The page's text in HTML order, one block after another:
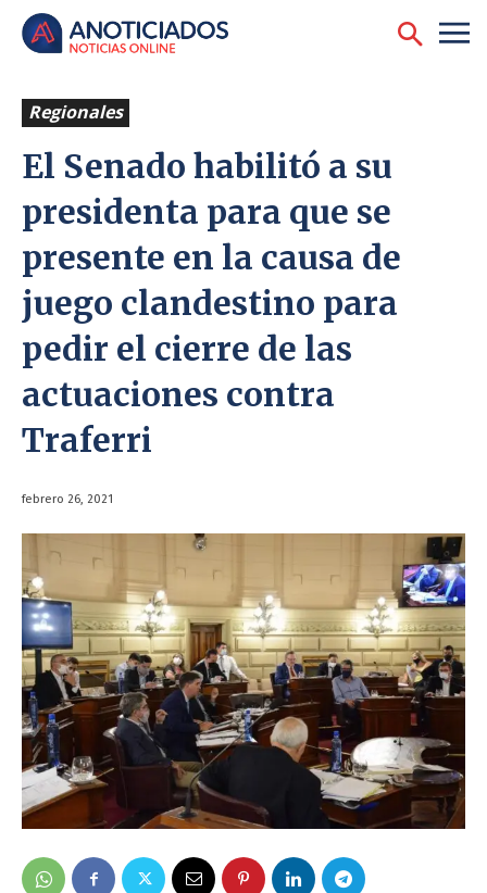
Regionales
El Senado habilitó a su
presidenta para que se
presente en la causa de
juego clandestino para
pedir el cierre de las
actuaciones contra
Traferri
febrero 26, 2021